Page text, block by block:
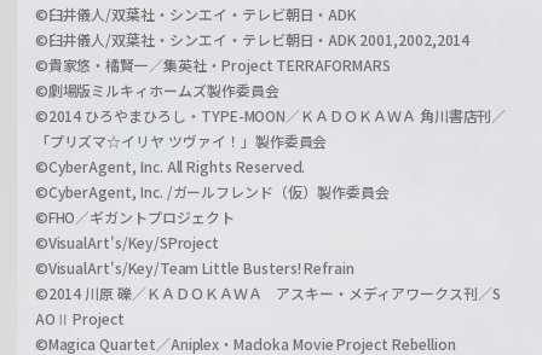
©臼井儀人/双葉社・シンエイ・テレビ朝日・ADK
©臼井儀人/双葉社・シンエイ・テレビ朝日・ADK 2001,2002,2014
©貴家悠・橘賢一／集英社・Project TERRAFORMARS
©劇場版ミルキィホームズ製作委員会
©2014 ひろやまひろし・TYPE-MOON／ＫＡＤＯＫＡＷＡ 角川書店刊／
「プリズマ☆イリヤ ツヴァイ！」製作委員会
©CyberAgent, Inc. All Rights Reserved.
©CyberAgent, Inc. /ガールフレンド（仮）製作委員会
©FHO／ギガントプロジェクト
©VisualArt's/Key/SProject
©VisualArt's/Key/Team Little Busters! Refrain
©2014 川原 礫／ＫＡＤＯＫＡＷＡ アスキー・メディアワークス刊／S
AOⅡ Project
©Magica Quartet／Aniplex・Madoka Movie Project Rebellion